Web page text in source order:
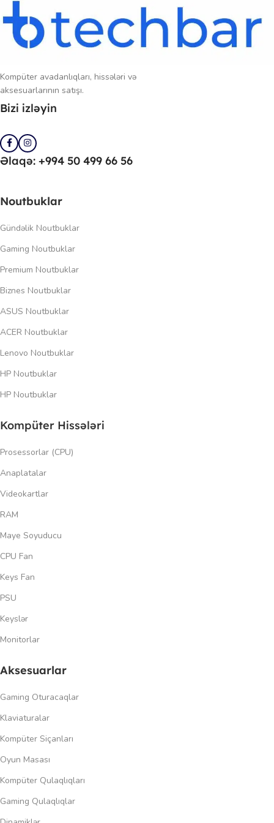
Kompüter avadanlıqları, hissələri və
aksesuarlarının satışı.
Bizi izləyin
Əlaqə: +994 50 499 66 56
Noutbuklar
Gündəlik Noutbuklar
Gaming Noutbuklar
Premium Noutbuklar
Biznes Noutbuklar
ASUS Noutbuklar
ACER Noutbuklar
Lenovo Noutbuklar
HP Noutbuklar
HP Noutbuklar
Kompüter Hissələri
Prosessorlar (CPU)
Anaplatalar
Videokartlar
RAM
Maye Soyuducu
CPU Fan
Keys Fan
PSU
Keyslər
Monitorlar
Aksesuarlar
Gaming Oturacaqlar
Klaviaturalar
Kompüter Siçanları
Oyun Masası
Kompüter Qulaqlıqları
Gaming Qulaqlıqlar